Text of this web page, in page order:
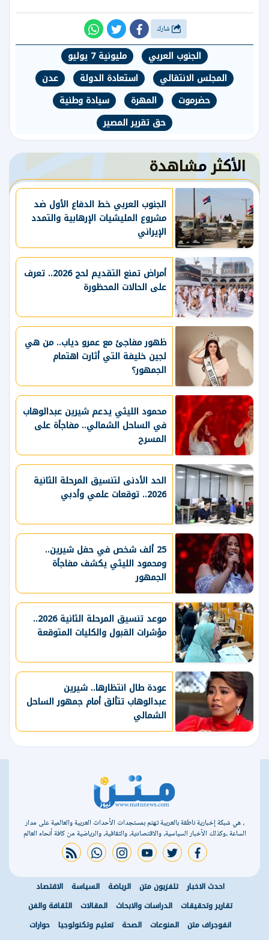
الجنوب العربي
مليونية 7 يوليو
المجلس الانتقالي
استعادة الدولة
عدن
حضرموت
المهرة
سيادة وطنية
حق تقرير المصير
الأكثر مشاهدة
الجنوب العربي خط الدفاع الأول ضد
مشروع المليشيات الإرهابية والتمدد
الإيراني
أمراض تمنع التقديم لحج 2026.. تعرف
على الحالات المحظورة
ظهور مفاجئ مع عمرو دياب.. من هي
لجين خليفة التي أثارت اهتمام
الجمهور؟
محمود الليثي يدعم شيرين عبدالوهاب
في الساحل الشمالي.. مفاجأة على
المسرح
الحد الأدنى لتنسيق المرحلة الثانية
2026.. توقعات علمي وأدبي
25 ألف شخص في حفل شيرين..
ومحمود الليثي يكشف مفاجأة
الجمهور
موعد تنسيق المرحلة الثانية 2026..
مؤشرات القبول والكليات المتوقعة
عودة طال انتظارها.. شيرين
عبدالوهاب تتألق أمام جمهور الساحل
الشمالي
، هي شبكة إخبارية ناطقة بالعربية تهتم بمستجدات الأحداث العربية والعالمية على مدار
الساعة ،وكذلك الأخبار السياسية، والاقتصادية، والثقافية، والرياضية من كافة أنحاء العالم
facebook
twitter
youtube
instagram
whatsapp
rss feed
احدث الاخبار تلفزيون متن الرياضة السياسة
الاقتصاد
تقارير وتحقيقات
الدراسات والابحاث المقالات
الثقافة والفن
انفوجراف متن
المنوعات الصحة تعليم وتكنولوجيا حوارات